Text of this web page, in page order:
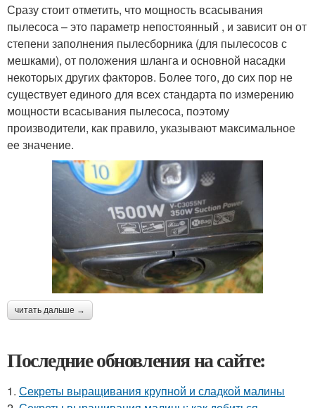
Сразу стоит отметить, что мощность всасывания
пылесоса – это параметр непостоянный , и зависит он от
степени заполнения пылесборника (для пылесосов с
мешками), от положения шланга и основной насадки
некоторых других факторов. Более того, до сих пор не
существует единого для всех стандарта по измерению
мощности всасывания пылесоса, поэтому
производители, как правило, указывают максимальное
ее значение.
читать дальше →
Последние обновления на сайте:
1. Секреты выращивания крупной и сладкой малины